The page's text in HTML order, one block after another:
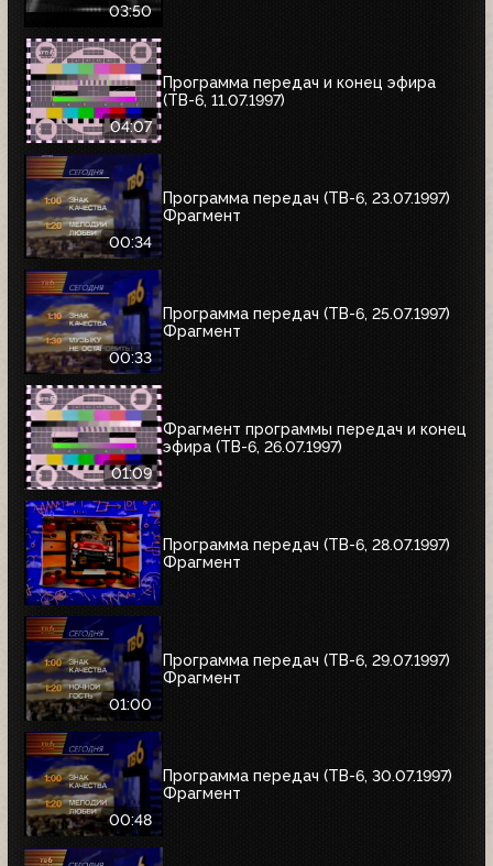
03:50
04:07
Программа передач и конец эфира
(ТВ-6, 11.07.1997)
00:34
Программа передач (ТВ-6, 23.07.1997)
Фрагмент
00:33
Программа передач (ТВ-6, 25.07.1997)
Фрагмент
01:09
Фрагмент программы передач и конец
эфира (ТВ-6, 26.07.1997)
Программа передач (ТВ-6, 28.07.1997)
Фрагмент
01:00
Программа передач (ТВ-6, 29.07.1997)
Фрагмент
00:48
Программа передач (ТВ-6, 30.07.1997)
Фрагмент